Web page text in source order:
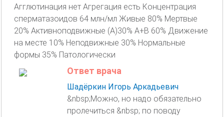
Агглютинация нет Агрегация есть Концентрация
сперматазоидов 64 млн/мл Живые 80% Мертвые
20% Активноподвижные (А)30% А+В 60% Движение
на месте 10% Неподвижные 30% Нормальные
формы 35% Патологически
Ответ врача
Шадёркин Игорь Аркадьевич
&nbsp;Можно, но надо обязательно
пролечиться &nbsp; по поводу